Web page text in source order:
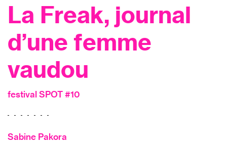
La Freak, journal
d’une femme
vaudou
festival SPOT #10
Sabine Pakora